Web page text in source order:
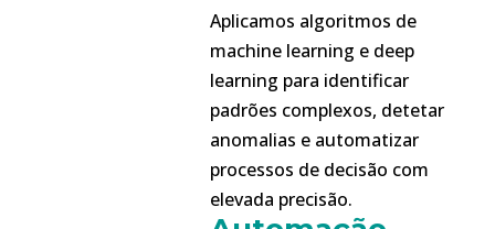
Aplicamos algoritmos de
machine learning e deep
learning para identificar
padrões complexos, detetar
anomalias e automatizar
processos de decisão com
elevada precisão.